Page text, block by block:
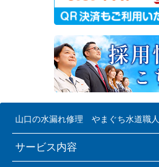
山口の水漏れ修理 やまぐち水道職人
サービス内容